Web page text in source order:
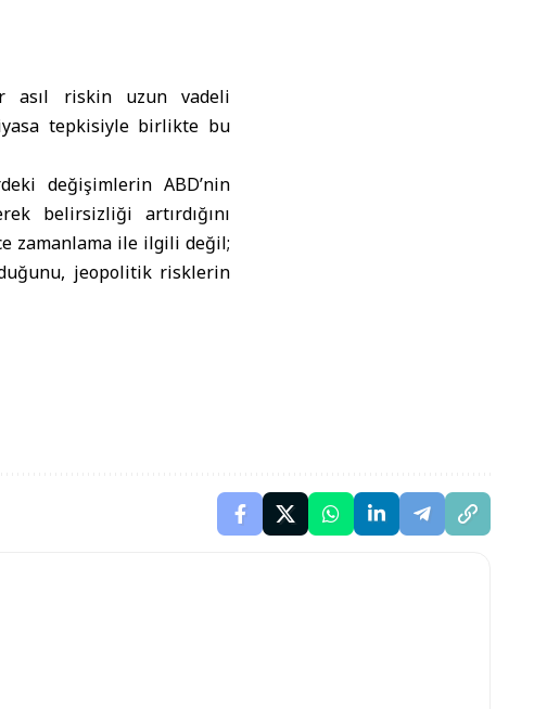
asıl riskin uzun vadeli
tepkisiyle birlikte bu
değişimlerin ABD’nin
belirsizliği artırdığını
zamanlama ile ilgili değil;
jeopolitik risklerin